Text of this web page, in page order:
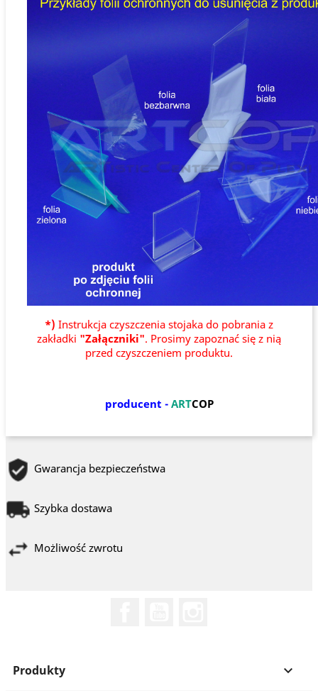
*) Instrukcja czyszczenia stojaka do pobrania z
zakładki "Załączniki". Prosimy zapoznać się z nią
przed czyszczeniem produktu.
producent - ARTCOP
Gwarancja bezpieczeństwa
Szybka dostawa
Możliwość zwrotu
Produkty 